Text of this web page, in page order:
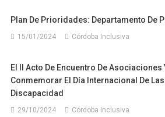
Plan De Prioridades: Departamento De
15/01/2024 Córdoba Inclusiva
El II Acto De Encuentro De Asociaciones
Conmemorar El Día Internacional De
Discapacidad
29/10/2024 Córdoba Inclusiva